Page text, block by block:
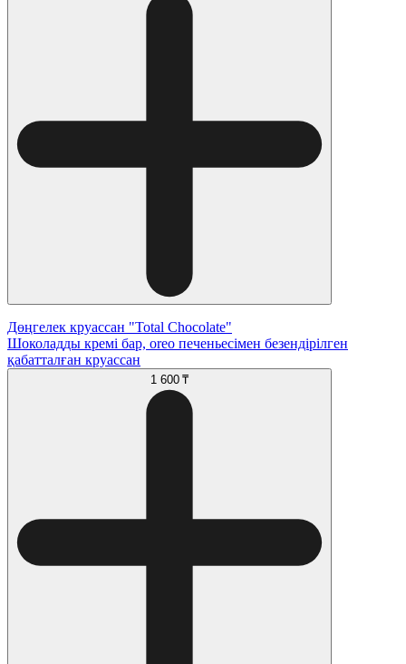
Дөңгелек круассан "Total Chocolate"
Шоколадды кремі бар, оreo печеньесімен безендірілген
қабатталған круассан
1 600 ₸